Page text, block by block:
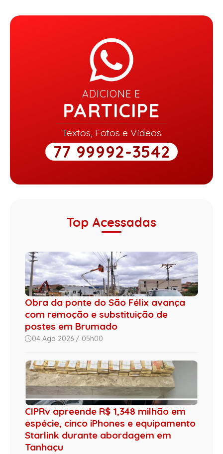
ADICIONE E
PARTICIPE
Textos, Fotos e Vídeos
77 99992-3542
Top Acessadas
Obra da ponte do São Félix avança
com remoção e substituição de
postes em Brumado
04 Ago 2026 / 05h00
CIPRv apreende R$ 1,348 milhão em
espécie, cinco iPhones e equipamento
Starlink durante abordagem em
Tanhaçu